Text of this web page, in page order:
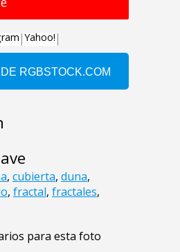
, cubierta, duna,
, fractal, fractales,
para esta foto